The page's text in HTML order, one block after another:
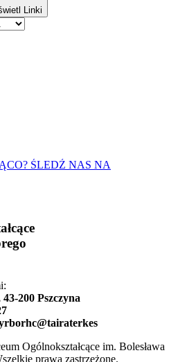
Linki
ŚLEDŹ NAS NA
200 Pszczyna
Ogólnokształcące im. Bolesława
prawa zastrzeżone.